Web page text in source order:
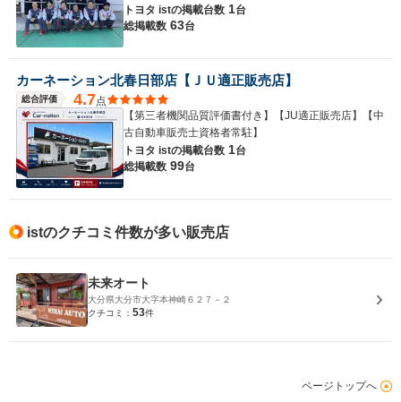
トヨタ istの掲載台数 1台
総掲載数 63台
カーネーション北春日部店【ＪＵ適正販売店】
総合評価 4.7点
【第三者機関品質評価書付き】【JU適正販売店】【中
古自動車販売士資格者常駐】
トヨタ istの掲載台数 1台
総掲載数 99台
istのクチコミ件数が多い販売店
未来オート
大分県大分市大字本神崎６２７－２
クチコミ： 53件
ページトップへ